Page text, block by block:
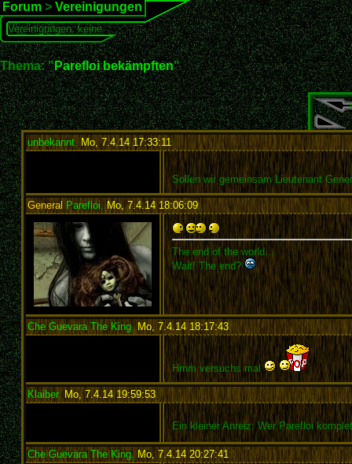
Forum > Vereinigungen
Vereinigungen: keine
Thema: "Parefloi bekämpften"
unbekannt,Mo, 7.4.14 17:33:11 :
Sollen wir gemeinsam Lieutenant
GeneralParefloi Mo, 7.4.14 18:06:09:
The end of the world...
Wait! The end?
Che Guevara The King, Mo, 7.4.14 18:17:43:
Hmm versuchs mal
Klaiber, Mo, 7.4.14 19:59:53:
Ein kleiner Anreiz: Wer Parefloi
Che Guevara The King, Mo, 7.4.14 20:27:41: